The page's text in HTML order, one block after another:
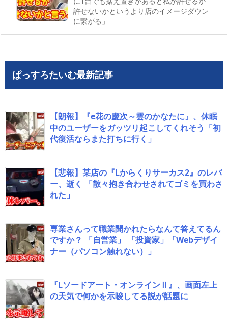
許せないかというより店のイメージダウン
に繋がる」
ぱっすろたいむ最新記事
【朗報】『e花の慶次～雲のかなたに』、休眠
中のユーザーをガッツリ起こしてくれそう「初
代復活ならまた打ちに行く」
【悲報】某店の『Lからくりサーカス2』のレバ
ー、逝く 「散々抱き合わせされてゴミを買わさ
れた」
専業さんって職業聞かれたらなんて答えてるん
ですか？ 「自営業」 「投資家」「Webデザイ
ナー（パソコン触れない）」
『Lソードアート・オンラインⅡ』、画面左上
の天気で何かを示唆してる説が話題に